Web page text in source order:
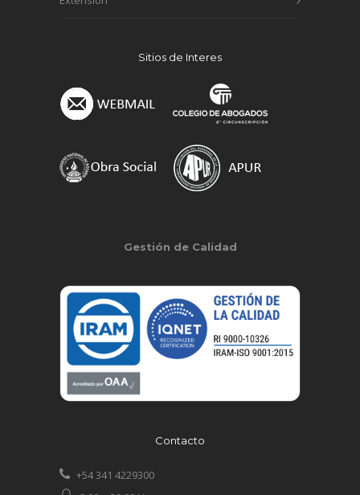
Sitios de Interes
Gestión de Calidad
Contacto
+54 341 4229300